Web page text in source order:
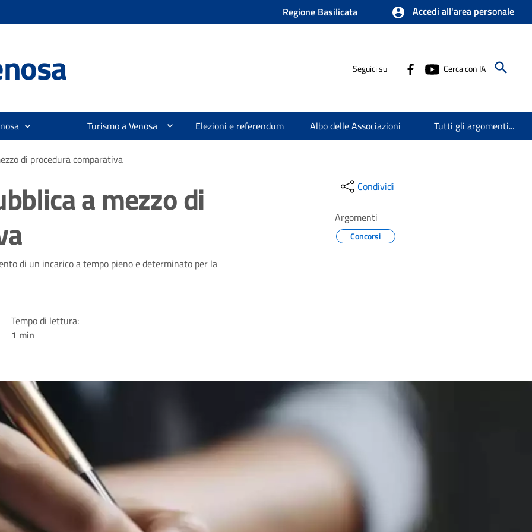
Regione Basilicata Accedi all'area personale
Seguici su Cerca con IA
Turismo a Venosa Elezioni e referendum Albo delle Associazioni Tutti gli argomenti...
di procedura comparativa
a mezzo di
di un incarico a tempo pieno e determinato per la
Tempo di lettura:
1 min
Condividi
Argomenti
Concorsi